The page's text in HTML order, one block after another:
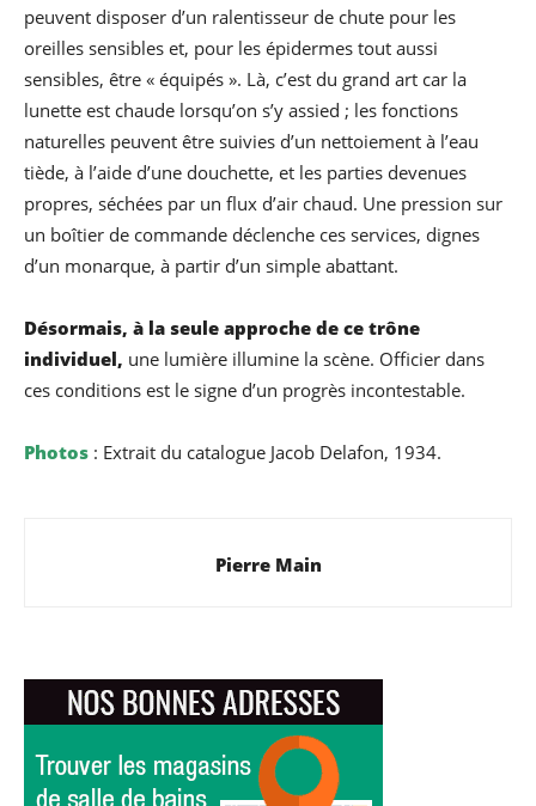
peuvent disposer d’un ralentisseur de chute pour les
oreilles sensibles et, pour les épidermes tout aussi
sensibles, être « équipés ». Là, c’est du grand art car la
lunette est chaude lorsqu’on s’y assied ; les fonctions
naturelles peuvent être suivies d’un nettoiement à l’eau
tiède, à l’aide d’une douchette, et les parties devenues
propres, séchées par un flux d’air chaud. Une pression sur
un boîtier de commande déclenche ces services, dignes
d’un monarque, à partir d’un simple abattant.
Désormais, à la seule approche de ce trône
individuel, une lumière illumine la scène. Officier dans
ces conditions est le signe d’un progrès incontestable.
Photos : Extrait du catalogue Jacob Delafon, 1934.
Pierre Main